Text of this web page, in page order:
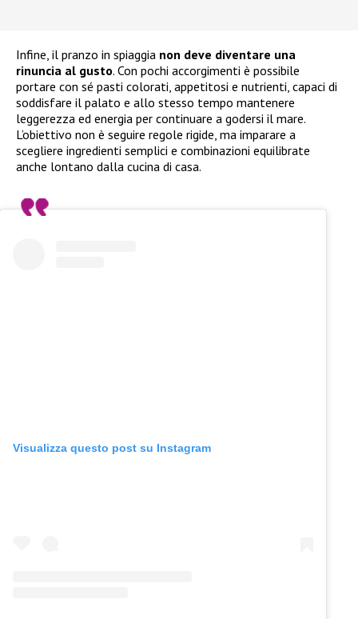
Infine, il pranzo in spiaggia non deve diventare una
rinuncia al gusto. Con pochi accorgimenti è possibile
portare con sé pasti colorati, appetitosi e nutrienti, capaci di
soddisfare il palato e allo stesso tempo mantenere
leggerezza ed energia per continuare a godersi il mare.
L’obiettivo non è seguire regole rigide, ma imparare a
scegliere ingredienti semplici e combinazioni equilibrate
anche lontano dalla cucina di casa.
Visualizza questo post su Instagram